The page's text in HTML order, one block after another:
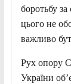
боротьбу
цього не
важливо
Рух опору
України